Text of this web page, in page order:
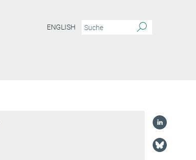
ENGLISH